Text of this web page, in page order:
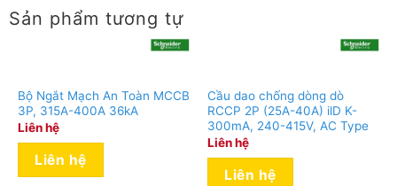
Sản phẩm tương tự
Bộ Ngắt Mạch An Toàn MCCB
3P, 315A-400A 36kA
Liên hệ
Liên hệ
Cầu dao chống dòng dò
RCCP 2P (25A-40A) ilD K-
300mA, 240-415V, AC Type
Liên hệ
Liên hệ